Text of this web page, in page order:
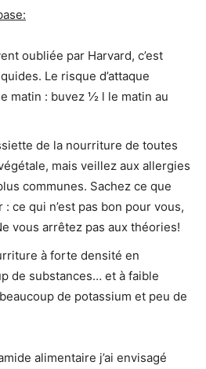
oubliée par Harvard, c’est
Le risque d’attaque
matin : buvez ½ l le matin au
de la nourriture de toutes
mais veillez aux allergies
communes. Sachez ce que
ce qui n’est pas bon pour vous,
vous arrêtez pas aux théories!
à forte densité en
de substances… et à faible
de potassium et peu de
alimentaire j’ai envisagé